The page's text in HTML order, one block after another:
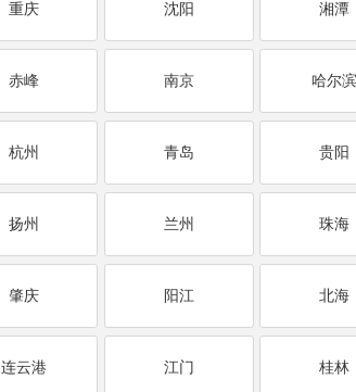
重庆 沈阳 湘潭
赤峰 南京 哈尔
杭州 青岛 贵阳
扬州 兰州 珠海
肇庆 阳江 北海
连云港 江门 桂林